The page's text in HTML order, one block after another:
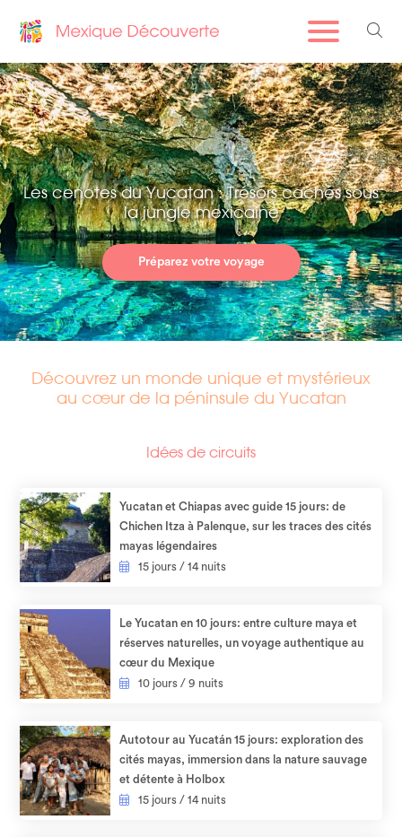
Les cenotes du Yucatan : Trésors cachés sous
la jungle mexicaine
Préparez votre voyage
Découvrez un monde unique et mystérieux
au cœur de la péninsule du Yucatan
Idées de circuits
Yucatan et Chiapas avec guide 15 jours: de
Chichen Itza à Palenque, sur les traces des cités
mayas légendaires
15 jours / 14 nuits
Le Yucatan en 10 jours: entre culture maya et
réserves naturelles, un voyage authentique au
cœur du Mexique
10 jours / 9 nuits
Autotour au Yucatán 15 jours: exploration des
cités mayas, immersion dans la nature sauvage
et détente à Holbox​
15 jours / 14 nuits